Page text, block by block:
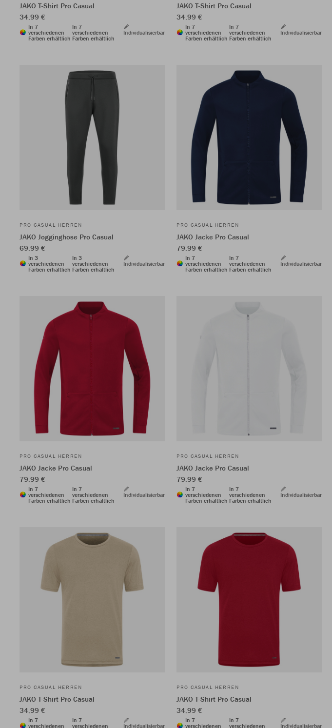
JAKO T-Shirt Pro Casual
34,99 €
In 7
verschiedenen
Farben erhältlich
In 7
verschiedenen
Farben erhältlich
Individualisierbar
JAKO T-Shirt Pro Casual
34,99 €
In 7
verschiedenen
Farben erhältlich
In 7
verschiedenen
Farben erhältlich
Individualisierbar
PRO CASUAL HERREN
JAKO Jogginghose Pro Casual
69,99 €
In 3
verschiedenen
Farben erhältlich
In 3
verschiedenen
Farben erhältlich
Individualisierbar
PRO CASUAL HERREN
JAKO Jacke Pro Casual
79,99 €
In 7
verschiedenen
Farben erhältlich
In 7
verschiedenen
Farben erhältlich
Individualisierbar
PRO CASUAL HERREN
JAKO Jacke Pro Casual
79,99 €
In 7
verschiedenen
Farben erhältlich
In 7
verschiedenen
Farben erhältlich
Individualisierbar
PRO CASUAL HERREN
JAKO Jacke Pro Casual
79,99 €
In 7
verschiedenen
Farben erhältlich
In 7
verschiedenen
Farben erhältlich
Individualisierbar
PRO CASUAL HERREN
JAKO T-Shirt Pro Casual
34,99 €
In 7
verschiedenen
In 7
verschiedenen
Individualisierbar
PRO CASUAL HERREN
JAKO T-Shirt Pro Casual
34,99 €
In 7
verschiedenen
In 7
verschiedenen
Individualisierbar